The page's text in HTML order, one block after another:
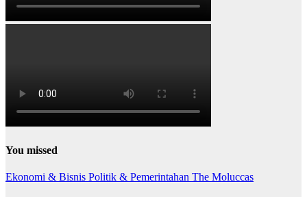
You missed
Ekonomi & Bisnis Politik & Pemerintahan The Moluccas